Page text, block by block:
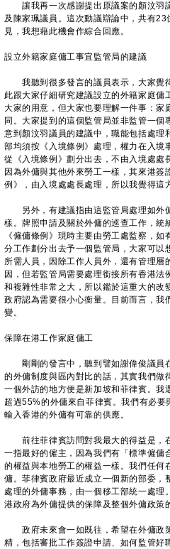
讓我再一次感謝提出原議案的顏汶羽
及陳家珮議員。這次動議辯論中，共有
見，我想藉此機會作綜合回應。
設立外籍家庭傭工事宜監管局的建議
我聽到很多發言的議員表示，大家覺
此跟大家仔細研究建議設立的外籍家庭傭
大家的用意，但大家也要理解一件事：家
同。大家提到的這個監管局並非監管一個
意到顏汶羽議員的建議中，職能包括處理
部均須按《入境條例》處理，權力在入境
從《入境條例》劃分出去，不由入境處處
因為外傭與其他外來勞工一樣，其來港
例》，由入境處處長處理，所以我覺得這
另外，有建議指由這監管局處理如外
樣。牌照申請及關於外傭的巡查工作，統
《僱傭條例》現時主要由勞工處監察，
分工作劃分出去予一個監管局，大家可以
所需人員，因除工作人員外，還有管理層
因，但若監管局需要處理銜接所有香港
和複雜性非常之大，所以鑑於這重大的改
政府認為需要很小心衡量。目前而言，我
變。
保障在港工作家庭傭工
剛剛的發言中，聽到譬如謝偉俊議員
的外傭制度與區內對比的話，其實我們做
一個外訪的地方便是新加坡和菲律賓。我
超過55%的外傭來自菲律賓。我們有必
輸入香港的外傭有可靠的供應。
前往菲律賓訪問對我最大的得益是，
一指最好的僱主，因為我們有「標準僱傭
的權益與本地勞工的權益一樣。我們任何
傭。菲律賓政府最近成立一個新的部委，
處理的外傭事務，由一個移工部統一處理
港政府為外傭提供的保障及整個外傭政策
政府未來會一如既往，希望在外傭政
精，包括審批工作簽證申請、如何監管